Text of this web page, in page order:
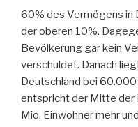
60% des Vermögens in
der oberen 10%.
Bevölkerung gar kein
verschuldet. Danach
Deutschland bei
entspricht der Mitte der
Mio. Einwohner mehr